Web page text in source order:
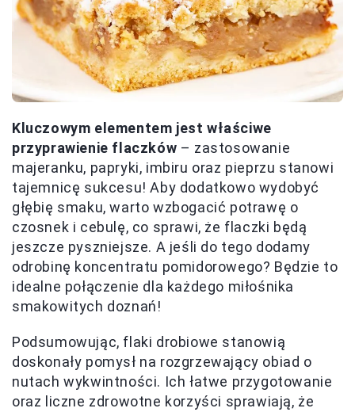
Kluczowym elementem jest właściwe
przyprawienie flaczków – zastosowanie
majeranku, papryki, imbiru oraz pieprzu stanowi
tajemnicę sukcesu! Aby dodatkowo wydobyć
głębię smaku, warto wzbogacić potrawę o
czosnek i cebulę, co sprawi, że flaczki będą
jeszcze pyszniejsze. A jeśli do tego dodamy
odrobinę koncentratu pomidorowego? Będzie to
idealne połączenie dla każdego miłośnika
smakowitych doznań!
Podsumowując, flaki drobiowe stanowią
doskonały pomysł na rozgrzewający obiad o
nutach wykwintności. Ich łatwe przygotowanie
oraz liczne zdrowotne korzyści sprawiają, że